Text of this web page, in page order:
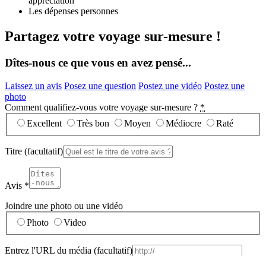
Les dépenses personnes
Partagez votre voyage sur-mesure !
Dîtes-nous ce que vous en avez pensé...
Laissez un avis Posez une question Postez une vidéo Postez une
photo
Comment qualifiez-vous votre voyage sur-mesure ? *
Excellent
Très bon Moyen Médiocre Raté
Titre (facultatif)
Avis *
Joindre une photo ou une vidéo
Photo
Video
Entrez l'URL du média (facultatif)